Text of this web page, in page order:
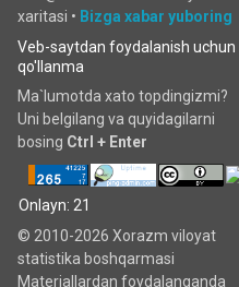
xaritasi • Bizga xabar yuboring
Veb-saytdan foydalanish uchun
qo'llanma
Ma`lumotda xato topdingizmi?
Uni belgilang va quyidagilarni
bosing Ctrl + Enter
Onlayn: 21
© 2010-2026 Xorazm viloyat
statistika boshqarmasi
Materiallardan foydalanganda